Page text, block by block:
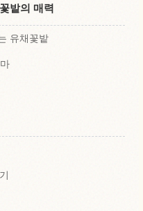
밭의 매력
유채꽃밭